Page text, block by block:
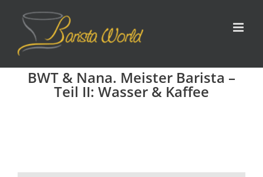
Inhalt
springen
BWT & Nana. Meister Barista –
Teil II: Wasser & Kaffee